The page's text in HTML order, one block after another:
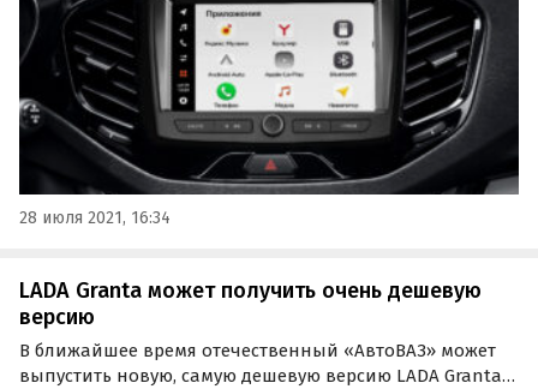
собственности (ФИПС).
28 июля 2021, 16:34
LADA Granta может получить очень дешевую
версию
В ближайшее время отечественный «АвтоВАЗ» может
выпустить новую, самую дешевую версию LADA Granta